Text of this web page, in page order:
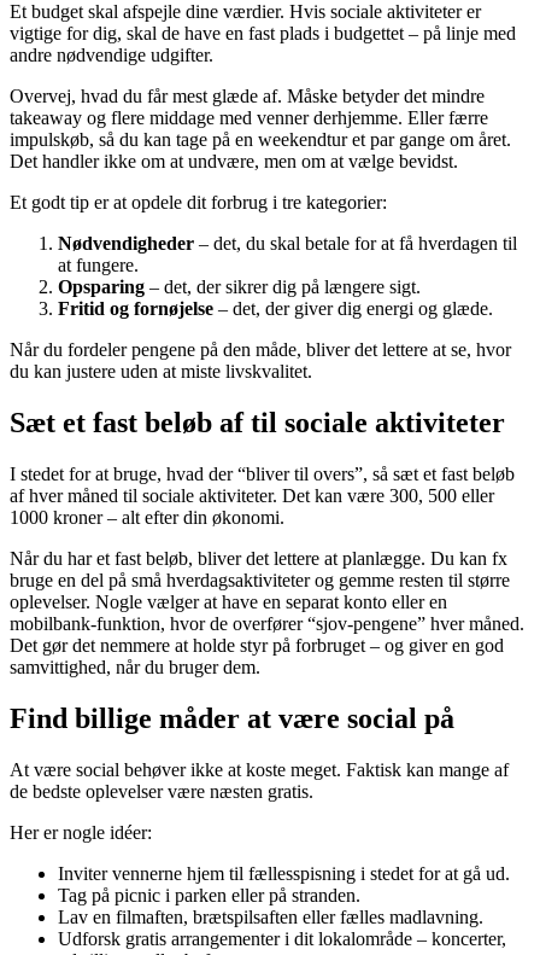
Et budget skal afspejle dine værdier. Hvis sociale aktiviteter er
vigtige for dig, skal de have en fast plads i budgettet – på linje med
andre nødvendige udgifter.
Overvej, hvad du får mest glæde af. Måske betyder det mindre
takeaway og flere middage med venner derhjemme. Eller færre
impulskøb, så du kan tage på en weekendtur et par gange om året.
Det handler ikke om at undvære, men om at vælge bevidst.
Et godt tip er at opdele dit forbrug i tre kategorier:
Nødvendigheder – det, du skal betale for at få hverdagen til
at fungere.
Opsparing – det, der sikrer dig på længere sigt.
Fritid og fornøjelse – det, der giver dig energi og glæde.
Når du fordeler pengene på den måde, bliver det lettere at se, hvor
du kan justere uden at miste livskvalitet.
Sæt et fast beløb af til sociale aktiviteter
I stedet for at bruge, hvad der “bliver til overs”, så sæt et fast beløb
af hver måned til sociale aktiviteter. Det kan være 300, 500 eller
1000 kroner – alt efter din økonomi.
Når du har et fast beløb, bliver det lettere at planlægge. Du kan fx
bruge en del på små hverdagsaktiviteter og gemme resten til større
oplevelser. Nogle vælger at have en separat konto eller en
mobilbank-funktion, hvor de overfører “sjov-pengene” hver måned.
Det gør det nemmere at holde styr på forbruget – og giver en god
samvittighed, når du bruger dem.
Find billige måder at være social på
At være social behøver ikke at koste meget. Faktisk kan mange af
de bedste oplevelser være næsten gratis.
Her er nogle idéer:
Inviter vennerne hjem til fællesspisning i stedet for at gå ud.
Tag på picnic i parken eller på stranden.
Lav en filmaften, brætspilsaften eller fælles madlavning.
Udforsk gratis arrangementer i dit lokalområde – koncerter,